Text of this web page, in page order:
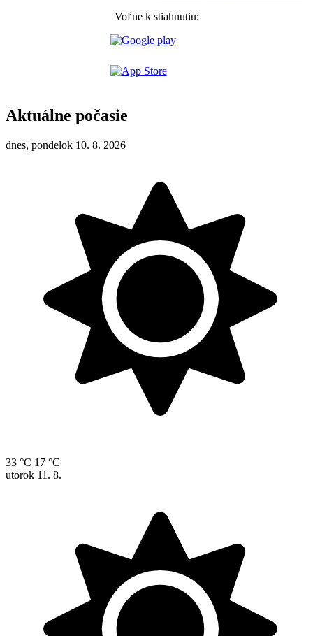
Voľne k stiahnutiu:
Aktuálne počasie
dnes, pondelok 10. 8. 2026
33 °C 17 °C
utorok 11. 8.